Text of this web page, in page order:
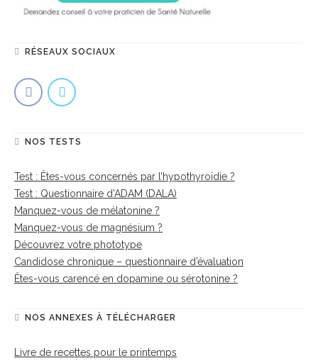
RÉSEAUX SOCIAUX
NOS TESTS
Test : Êtes-vous concernés par l’hypothyroïdie ?
Test : Questionnaire d’ADAM (DALA)
Manquez-vous de mélatonine ?
Manquez-vous de magnésium ?
Découvrez votre phototype
Candidose chronique – questionnaire d’évaluation
Êtes-vous carencé en dopamine ou sérotonine ?
NOS ANNEXES À TÉLÉCHARGER
Livre de recettes pour le printemps